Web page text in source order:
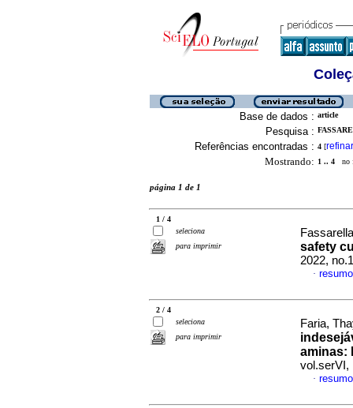
Base de dados : article
Pesquisa :
Referências encontradas : 4 [refinar
Mostrando: 1 .. 4 no
página 1 de 1
1 / 4
seleciona
para imprimir
safety
2022,
·
2 / 4
seleciona
para imprimir
Faria,
aminas:
vol.serVI,
·